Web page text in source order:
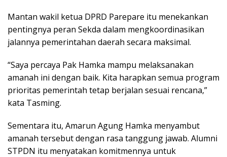
Mantan wakil ketua DPRD Parepare itu menekankan
pentingnya peran Sekda dalam mengkoordinasikan
jalannya pemerintahan daerah secara maksimal.
“Saya percaya Pak Hamka mampu melaksanakan
amanah ini dengan baik. Kita harapkan semua program
prioritas pemerintah tetap berjalan sesuai rencana,”
kata Tasming.
Sementara itu, Amarun Agung Hamka menyambut
amanah tersebut dengan rasa tanggung jawab. Alumni
STPDN itu menyatakan komitmennya untuk